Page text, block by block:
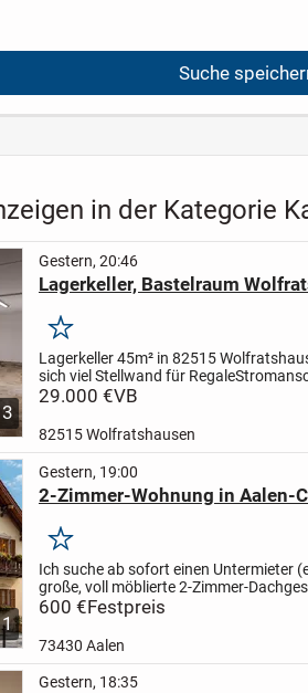
Suche
in der Kategorie
3
Gestern, 20:46
Lagerkeller, Bastelraum
Merken
Lagerkeller 45m² in 82515
sich viel Stellwand für Regale
2 Fenster, Zufahrt über die Tiefgarage
29.000 €VB
82515 Wolfratshausen
1
Gestern, 19:00
2-Zimmer-Wohnung in Aalen-
Merken
Ich suche ab sofort einen Untermieter
große, voll möblierte 2-Zimmer-
Aalen-City.Top-Lage
600 €Festpreis
73430 Aalen
Gestern, 18:35